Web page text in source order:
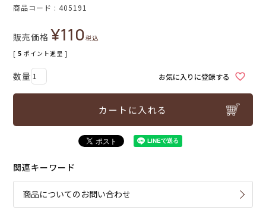
商品コード 405191
販売価格 ¥110税込
[ 5 ポイント進呈 ]
お気に入りに登録する
カートに入れる
関連キーワード
商品についてのお問い合わせ